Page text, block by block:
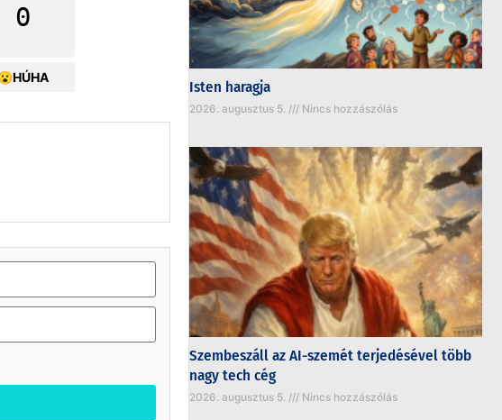
0
Isten haragja
2026. augusztus 5. Nincs hozzászólás
Szembeszáll az AI-szemét terjedésével több
nagy tech cég
2026. augusztus 5. Nincs hozzászólás